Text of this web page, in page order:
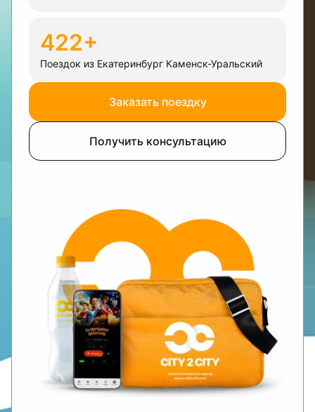
422+
Поездок из Екатеринбург Каменск-Уральский
Заказать поездку
Получить консультацию